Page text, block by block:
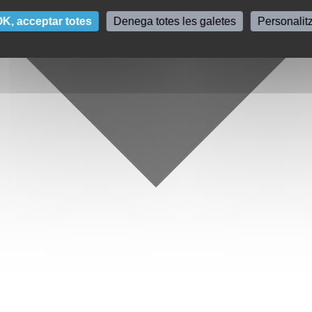
acceptar totes Denega totes les galetes